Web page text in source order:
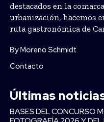
destacados en la
urbanización, hacemos
ruta gastronómica de
By Moreno Schmidt
Contacto
Últimas
BASES DEL CONCURSO